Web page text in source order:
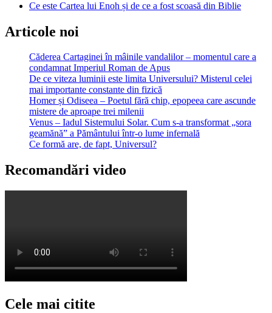
Ce este Cartea lui Enoh și de ce a fost scoasă din Biblie
Articole noi
Căderea Cartaginei în mâinile vandalilor – momentul care a
condamnat Imperiul Roman de Apus
De ce viteza luminii este limita Universului? Misterul celei
mai importante constante din fizică
Homer și Odiseea – Poetul fără chip, epopeea care ascunde
mistere de aproape trei milenii
Venus – Iadul Sistemului Solar. Cum s-a transformat „sora
geamănă” a Pământului într-o lume infernală
Ce formă are, de fapt, Universul?
Recomandări video
Cele mai citite